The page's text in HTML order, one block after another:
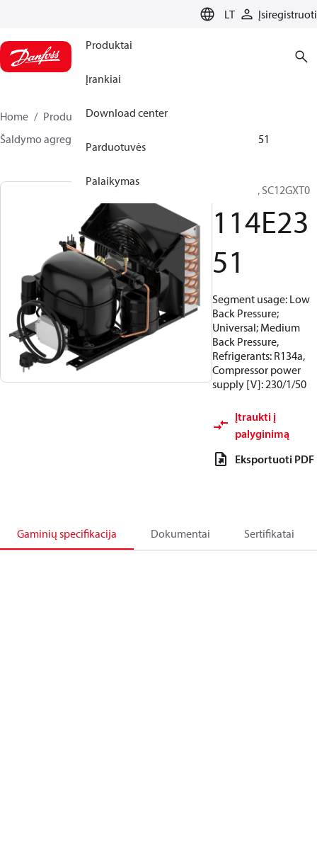
LT Įsiregistruoti
Produktai
Įrankiai
Download center
Parduotuvės
Palaikymas
Home Produktai
Climate Solutions for cooling
Šaldymo agregatai
114E2351
Optyma™, SC12GXT0
114E23
51
Segment usage: Low
Back Pressure;
Universal; Medium
Back Pressure,
Refrigerants: R134a,
Compressor power
supply [V]: 230/1/50
Įtraukti į
palyginimą
Eksportuoti PDF
Gaminių specifikacija Dokumentai Sertifikatai